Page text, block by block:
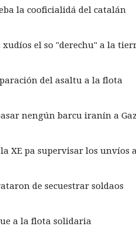
la cooficialidá del catalán
el so "derechu" a la
del asaltu a la flota
nengún barcu iranín a
XE pa supervisar los unvíos
de secuestrar soldaos
a la flota solidaria